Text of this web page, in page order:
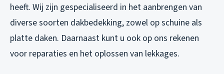
heeft. Wij zijn gespecialiseerd in het aanbrengen van
diverse soorten dakbedekking, zowel op schuine als
platte daken. Daarnaast kunt u ook op ons rekenen
voor reparaties en het oplossen van lekkages.